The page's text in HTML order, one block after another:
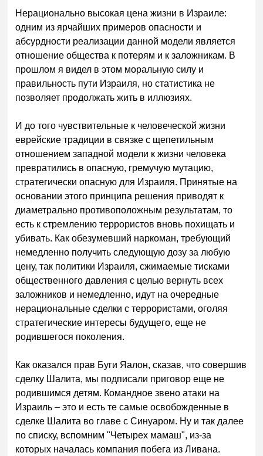
Нерационально высокая цена жизни в Израиле:
одним из ярчайших примеров опасности и
абсурдности реализации данной модели является
отношение общества к потерям и к заложникам. В
прошлом я видел в этом моральную силу и
правильность пути Израиля, но статистика не
позволяет продолжать жить в иллюзиях.
И до того чувствительные к человеческой жизни
еврейские традиции в связке с щепетильным
отношением западной модели к жизни человека
превратились в опасную, гремучую мутацию,
стратегически опасную для Израиля. Принятые на
основании этого принципа решения приводят к
диаметрально противоположным результатам, то
есть к стремлению террористов вновь похищать и
убивать. Как обезумевший наркоман, требующий
немедленно получить следующую дозу за любую
цену, так политики Израиля, сжимаемые тисками
общественного давления с целью вернуть всех
заложников и немедленно, идут на очередные
нерациональные сделки с террористами, оголяя
стратегические интересы будущего, еще не
родившегося поколения.
Как оказался прав Буги Яалон, сказав, что совершив
сделку Шалита, мы подписали приговор еще не
родившимся детям. Командное звено атаки на
Израиль – это и есть те самые освобожденные в
сделке Шалита во главе с Синуаром. Ну и так далее
по списку, вспомним "Четырех мамаш", из-за
которых началась компания побега из Ливана.